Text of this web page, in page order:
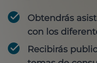
Obtendrás
con los
Recibirás